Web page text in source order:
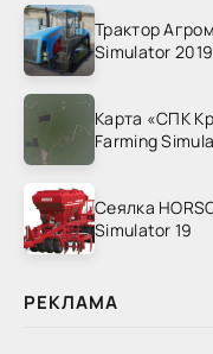
Трактор
Simulator 2019
Карта «СПК
Farming
Сеялка
Simulator 19
РЕКЛАМА